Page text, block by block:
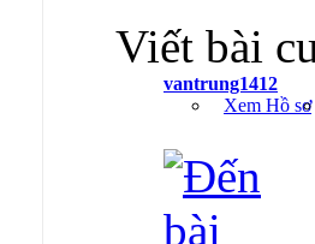
Viết bài
vantrung1412
Xem Hồ sơ